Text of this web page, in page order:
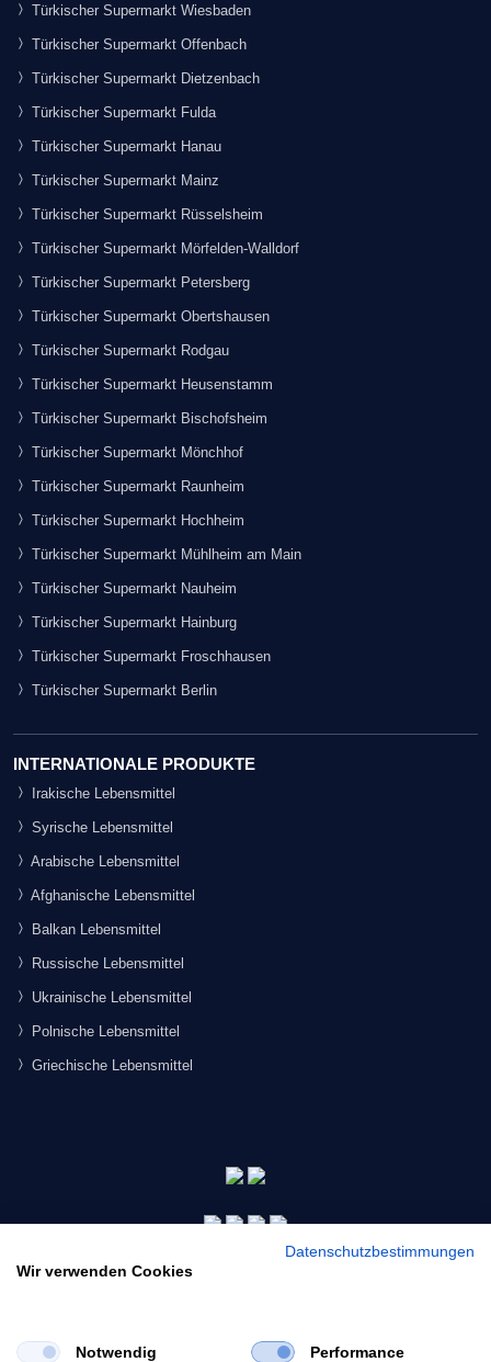
Türkischer Supermarkt Wiesbaden
Türkischer Supermarkt Offenbach
Türkischer Supermarkt Dietzenbach
Türkischer Supermarkt Fulda
Türkischer Supermarkt Hanau
Türkischer Supermarkt Mainz
Türkischer Supermarkt Rüsselsheim
Türkischer Supermarkt Mörfelden-Walldorf
Türkischer Supermarkt Petersberg
Türkischer Supermarkt Obertshausen
Türkischer Supermarkt Rodgau
Türkischer Supermarkt Heusenstamm
Türkischer Supermarkt Bischofsheim
Türkischer Supermarkt Mönchhof
Türkischer Supermarkt Raunheim
Türkischer Supermarkt Hochheim
Türkischer Supermarkt Mühlheim am Main
Türkischer Supermarkt Nauheim
Türkischer Supermarkt Hainburg
Türkischer Supermarkt Froschhausen
Türkischer Supermarkt Berlin
INTERNATIONALE PRODUKTE
Irakische Lebensmittel
Syrische Lebensmittel
Arabische Lebensmittel
Afghanische Lebensmittel
Balkan Lebensmittel
Russische Lebensmittel
Ukrainische Lebensmittel
Polnische Lebensmittel
Griechische Lebensmittel
Datenschutzbestimmungen
Wir verwenden Cookies
Notwendig Performance